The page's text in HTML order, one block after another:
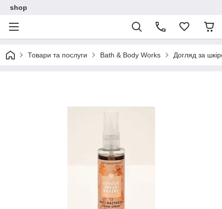
shop
Товари та послуги Bath & Body Works Догляд за